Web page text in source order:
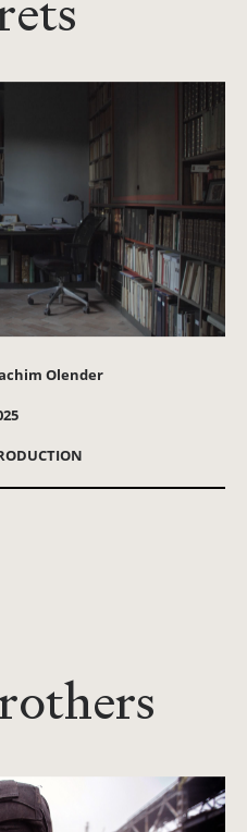
Olender
s